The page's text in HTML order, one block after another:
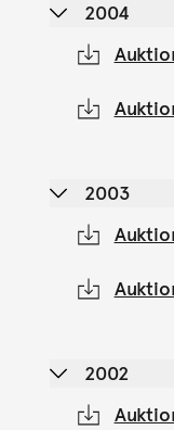
2004
2003
2002